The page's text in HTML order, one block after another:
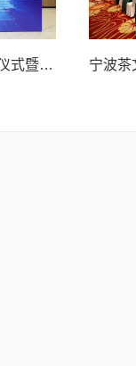
国际产业沙龙启动仪式暨“科技金融&工业智能”活动举办